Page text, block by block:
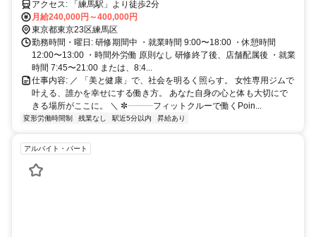
パーボディ)アクセス: 「練馬駅」より徒歩2分
月給240,000円～400,000円
東京都東京23区練馬区
勤務時間・曜日: 研修期間中 ・就業時間 9:00〜18:00 ・休憩時間
12:00〜13:00 ・時間外労働 原則なし 研修終了後、店舗配属後 ・就業
時間 7:45〜21:00 または、8:4...
仕事内容: ／ 「美と健康」で、社会を明るく照らす。 女性専用ジムで
叶える、誰かを幸せにする働き方。 あなた自身の心と体も大切にで
きる場所がここに。 ＼ ✼┈┈┈フィットクルーで働くPoin...
変形労働時間制 残業なし 駅近5分以内 昇給あり
アルバイト・パート